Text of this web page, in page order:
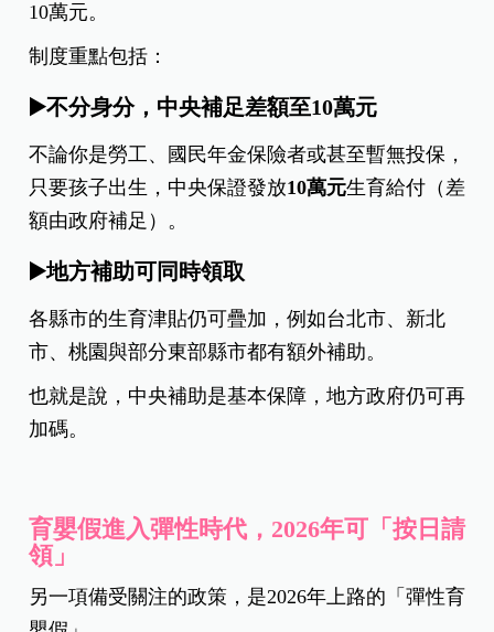
10萬元。
制度重點包括：
▶️不分身分，中央補足差額至10萬元
不論你是勞工、國民年金保險者或甚至暫無投保，
只要孩子出生，中央保證發放10萬元生育給付（差
額由政府補足）。
▶️地方補助可同時領取
各縣市的生育津貼仍可疊加，例如台北市、新北
市、桃園與部分東部縣市都有額外補助。
也就是說，中央補助是基本保障，地方政府仍可再
加碼。
育嬰假進入彈性時代，2026年可「按日請
領」
另一項備受關注的政策，是2026年上路的「彈性育